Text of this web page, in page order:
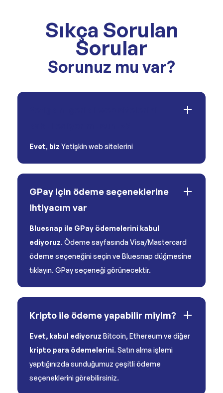
Sıkça Sorulan
Sorular
Sorunuz mu var?
Evet, biz Yetişkin web sitelerini
GPay için ödeme seçeneklerine
ihtiyacım var
Bluesnap ile GPay ödemelerini kabul
ediyoruz. Ödeme sayfasında Visa/Mastercard
ödeme seçeneğini seçin ve Bluesnap düğmesine
tıklayın. GPay seçeneği görünecektir.
Kripto ile ödeme yapabilir miyim?
Evet, kabul ediyoruz Bitcoin, Ethereum ve diğer
kripto para ödemelerini. Satın alma işlemi
yaptığınızda sunduğumuz çeşitli ödeme
seçeneklerini görebilirsiniz.